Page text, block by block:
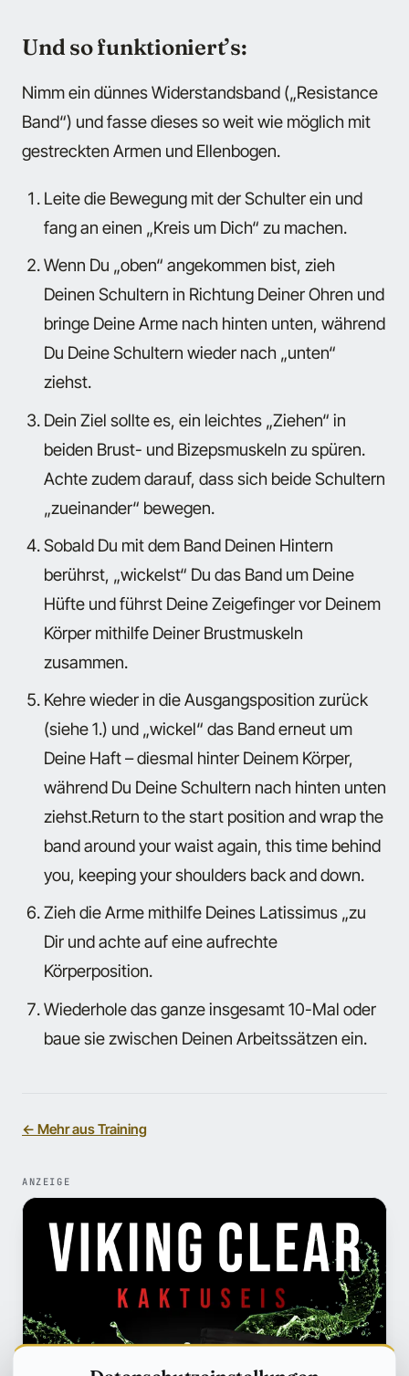
Und so funktioniert’s:
Nimm ein dünnes Widerstandsband („Resistance
Band“) und fasse dieses so weit wie möglich mit
gestreckten Armen und Ellenbogen.
Leite die Bewegung mit der Schulter ein und
fang an einen „Kreis um Dich“ zu machen.
Wenn Du „oben“ angekommen bist, zieh
Deinen Schultern in Richtung Deiner Ohren und
bringe Deine Arme nach hinten unten, während
Du Deine Schultern wieder nach „unten“
ziehst.
Dein Ziel sollte es, ein leichtes „Ziehen“ in
beiden Brust- und Bizepsmuskeln zu spüren.
Achte zudem darauf, dass sich beide Schultern
„zueinander“ bewegen.
Sobald Du mit dem Band Deinen Hintern
berührst, „wickelst“ Du das Band um Deine
Hüfte und führst Deine Zeigefinger vor Deinem
Körper mithilfe Deiner Brustmuskeln
zusammen.
Kehre wieder in die Ausgangsposition zurück
(siehe 1.) und „wickel“ das Band erneut um
Deine Haft – diesmal hinter Deinem Körper,
während Du Deine Schultern nach hinten unten
ziehst.Return to the start position and wrap the
band around your waist again, this time behind
you, keeping your shoulders back and down.
Zieh die Arme mithilfe Deines Latissimus „zu
Dir und achte auf eine aufrechte
Körperposition.
Wiederhole das ganze insgesamt 10-Mal oder
baue sie zwischen Deinen Arbeitssätzen ein.
← Mehr aus Training
ANZEIGE